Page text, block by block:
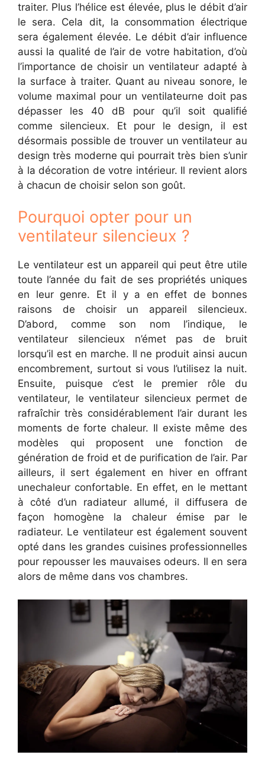
traiter. Plus l’hélice est élevée, plus le débit d’air
le sera. Cela dit, la consommation électrique
sera également élevée. Le débit d’air influence
aussi la qualité de l’air de votre habitation, d’où
l’importance de choisir un ventilateur adapté à
la surface à traiter. Quant au niveau sonore, le
volume maximal pour un ventilateurne doit pas
dépasser les 40 dB pour qu’il soit qualifié
comme silencieux. Et pour le design, il est
désormais possible de trouver un ventilateur au
design très moderne qui pourrait très bien s’unir
à la décoration de votre intérieur. Il revient alors
à chacun de choisir selon son goût.
Pourquoi opter pour un
ventilateur silencieux ?
Le ventilateur est un appareil qui peut être utile
toute l’année du fait de ses propriétés uniques
en leur genre. Et il y a en effet de bonnes
raisons de choisir un appareil silencieux.
D’abord, comme son nom l’indique, le
ventilateur silencieux n’émet pas de bruit
lorsqu’il est en marche. Il ne produit ainsi aucun
encombrement, surtout si vous l’utilisez la nuit.
Ensuite, puisque c’est le premier rôle du
ventilateur, le ventilateur silencieux permet de
rafraîchir très considérablement l’air durant les
moments de forte chaleur. Il existe même des
modèles qui proposent une fonction de
génération de froid et de purification de l’air. Par
ailleurs, il sert également en hiver en offrant
unechaleur confortable. En effet, en le mettant
à côté d’un radiateur allumé, il diffusera de
façon homogène la chaleur émise par le
radiateur. Le ventilateur est également souvent
opté dans les grandes cuisines professionnelles
pour repousser les mauvaises odeurs. Il en sera
alors de même dans vos chambres.